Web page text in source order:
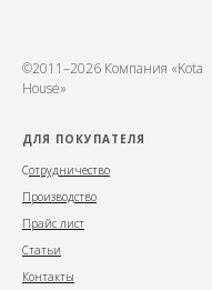
©2011–2026 Компания «Kota
House»
ДЛЯ ПОКУПАТЕЛЯ
Сотрудничество
Производство
Прайс лист
Статьи
Контакты